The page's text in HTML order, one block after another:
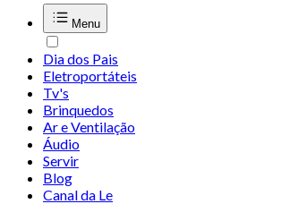
Menu
Dia dos Pais
Eletroportáteis
Tv's
Brinquedos
Ar e Ventilação
Áudio
Servir
Blog
Canal da Le